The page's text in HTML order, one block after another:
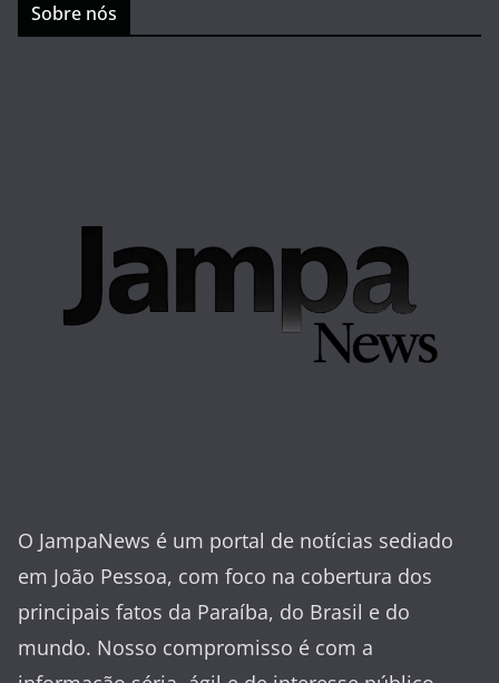
Sobre nós
O JampaNews é um portal de notícias sediado
em João Pessoa, com foco na cobertura dos
principais fatos da Paraíba, do Brasil e do
mundo. Nosso compromisso é com a